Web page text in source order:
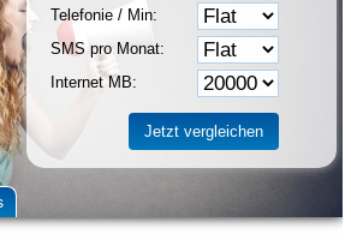
Telefonie / Min:
SMS pro Monat:
Internet MB: